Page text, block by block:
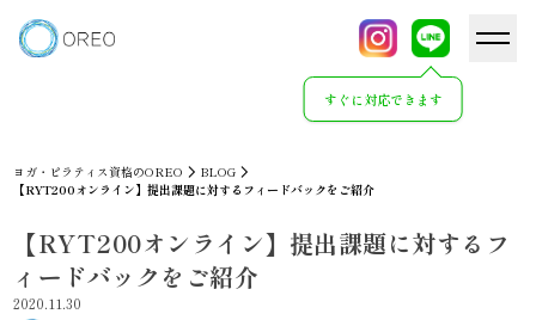
すぐに対応できます
ヨガ・ピラティス資格のOREO
BLOG
【RYT200オンライン】提出課題に対するフィードバックをご紹介
【RYT200オンライン】提出課題に対するフ
ィードバックをご紹介
2020.11.30